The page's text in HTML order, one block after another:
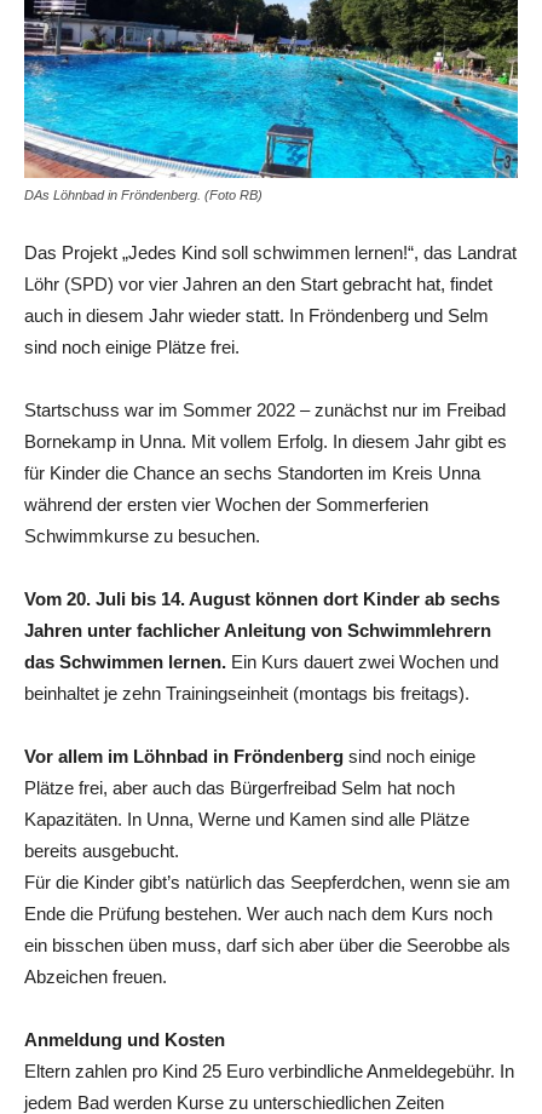
DAs Löhnbad in Fröndenberg. (Foto RB)
Das Projekt „Jedes Kind soll schwimmen lernen!“, das Landrat
Löhr (SPD) vor vier Jahren an den Start gebracht hat, findet
auch in diesem Jahr wieder statt. In Fröndenberg und Selm
sind noch einige Plätze frei.
Startschuss war im Sommer 2022 – zunächst nur im Freibad
Bornekamp in Unna. Mit vollem Erfolg. In diesem Jahr gibt es
für Kinder die Chance an sechs Standorten im Kreis Unna
während der ersten vier Wochen der Sommerferien
Schwimmkurse zu besuchen.
Vom 20. Juli bis 14. August können dort Kinder ab sechs
Jahren unter fachlicher Anleitung von Schwimmlehrern
das Schwimmen lernen. Ein Kurs dauert zwei Wochen und
beinhaltet je zehn Trainingseinheit (montags bis freitags).
Vor allem im Löhnbad in Fröndenberg sind noch einige
Plätze frei, aber auch das Bürgerfreibad Selm hat noch
Kapazitäten. In Unna, Werne und Kamen sind alle Plätze
bereits ausgebucht.
Für die Kinder gibt’s natürlich das Seepferdchen, wenn sie am
Ende die Prüfung bestehen. Wer auch nach dem Kurs noch
ein bisschen üben muss, darf sich aber über die Seerobbe als
Abzeichen freuen.
Anmeldung und Kosten
Eltern zahlen pro Kind 25 Euro verbindliche Anmeldegebühr. In
jedem Bad werden Kurse zu unterschiedlichen Zeiten